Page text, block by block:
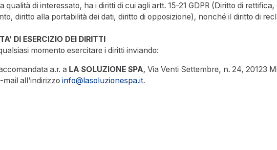
qualità di interessato, ha i diritti di cui agli artt. 15-21 GDPR (Diritto di
diritto alla portabilità dei dati, diritto di opposizione), nonché il diritto di
DI ESERCIZIO DEI DIRITTI
momento esercitare i diritti inviando:
a.r. a LA SOLUZIONE SPA, Via Venti Settembre, n. 24, 20123
mail all’indirizzoinfo@lasoluzionespa.it.